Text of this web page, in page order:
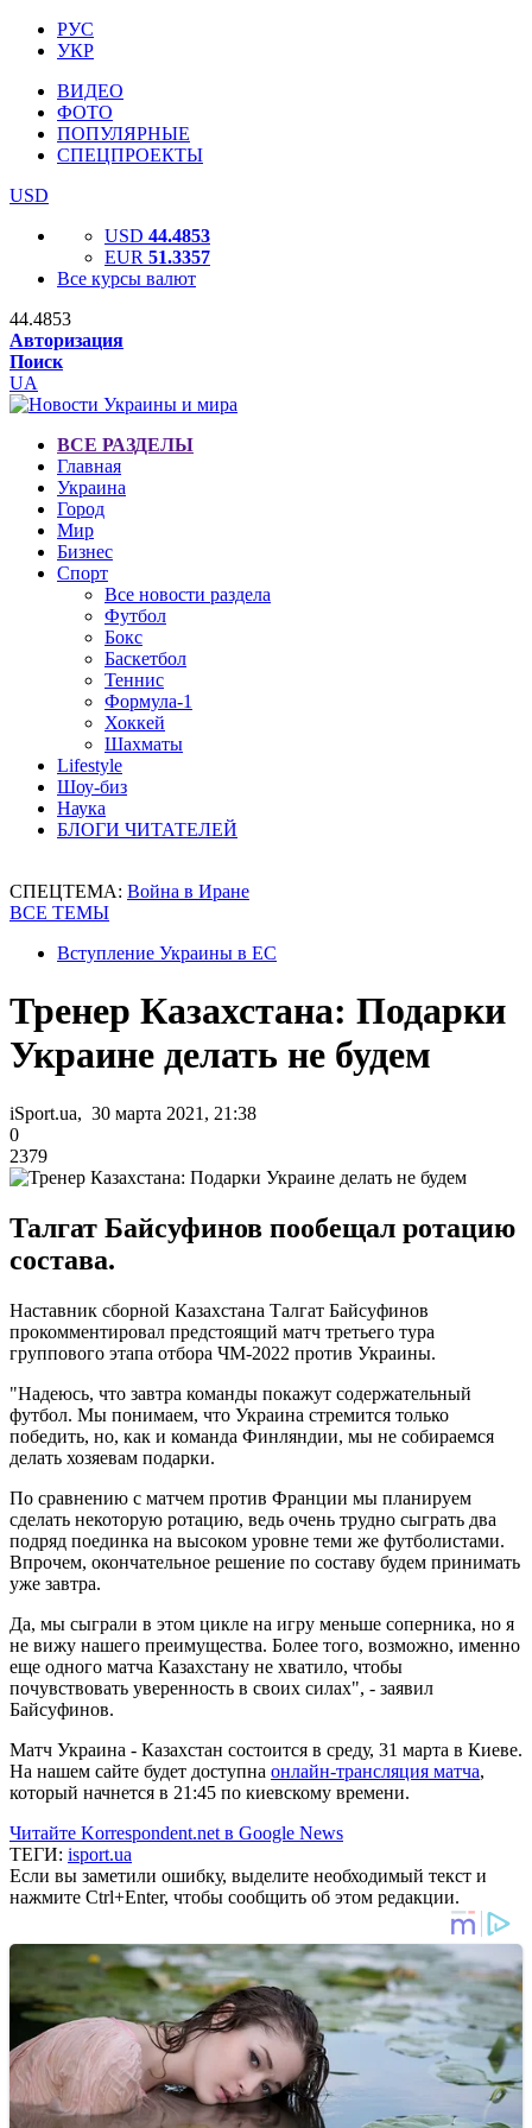
РУС
УКР
ВИДЕО
ФОТО
ПОПУЛЯРНЫЕ
СПЕЦПРОЕКТЫ
USD
USD 44.4853
EUR 51.3357
Все курсы валют
44.4853
Авторизация
Поиск
UA
ВСЕ РАЗДЕЛЫ
Главная
Украина
Город
Мир
Бизнес
Спорт
Все новости раздела
Футбол
Бокс
Баскетбол
Теннис
Формула-1
Хоккей
Шахматы
Lifestyle
Шоу-биз
Наука
БЛОГИ ЧИТАТЕЛЕЙ
СПЕЦТЕМА: Война в Иране
ВСЕ ТЕМЫ
Вступление Украины в ЕС
Тренер Казахстана: Подарки
Украине делать не будем
iSport.ua, 30 марта 2021, 21:38
0
2379
Талгат Байсуфинов пообещал ротацию
состава.
Наставник сборной Казахстана Талгат Байсуфинов
прокомментировал предстоящий матч третьего тура
группового этапа отбора ЧМ-2022 против Украины.
"Надеюсь, что завтра команды покажут содержательный
футбол. Мы понимаем, что Украина стремится только
победить, но, как и команда Финляндии, мы не собираемся
делать хозяевам подарки.
По сравнению с матчем против Франции мы планируем
сделать некоторую ротацию, ведь очень трудно сыграть два
подряд поединка на высоком уровне теми же футболистами.
Впрочем, окончательное решение по составу будем принимать
уже завтра.
Да, мы сыграли в этом цикле на игру меньше соперника, но я
не вижу нашего преимущества. Более того, возможно, именно
еще одного матча Казахстану не хватило, чтобы
почувствовать уверенность в своих силах", - заявил
Байсуфинов.
Матч Украина - Казахстан состоится в среду, 31 марта в Киеве.
На нашем сайте будет доступна онлайн-трансляция матча,
который начнется в 21:45 по киевскому времени.
Читайте Korrespondent.net в Google News
ТЕГИ: isport.ua
Если вы заметили ошибку, выделите необходимый текст и
нажмите Ctrl+Enter, чтобы сообщить об этом редакции.